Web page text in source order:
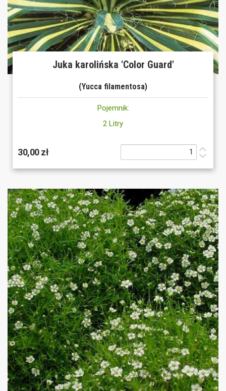
Juka karolińska 'Color Guard'
(Yucca filamentosa)
Pojemnik:
2 Litry
30,00 zł